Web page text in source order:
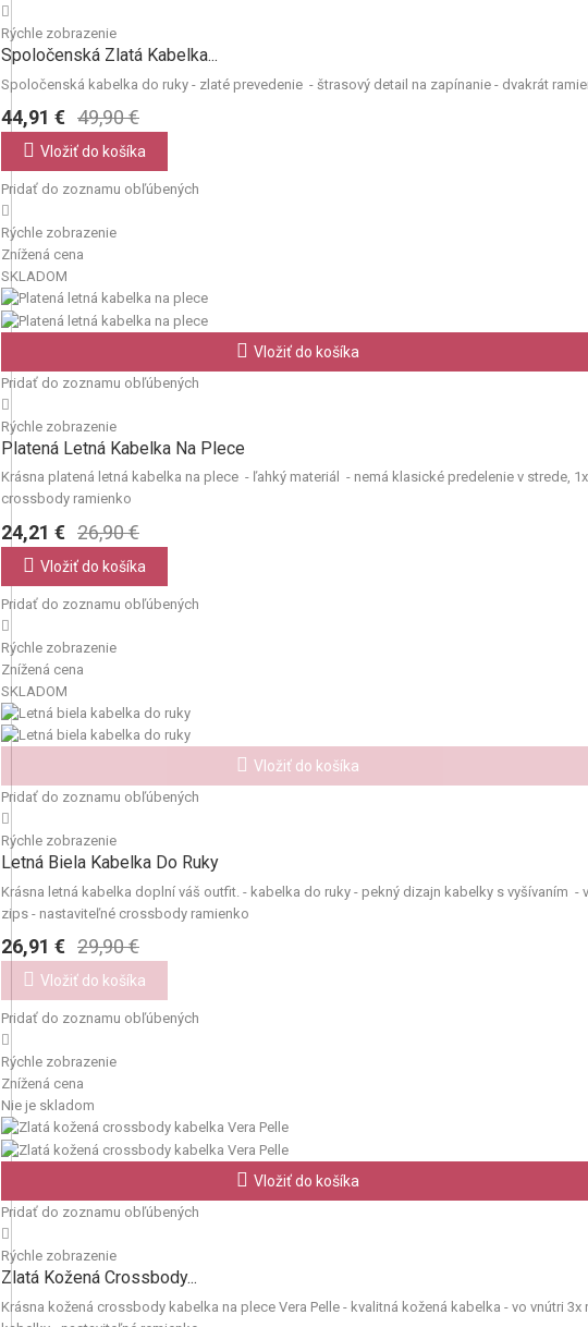
Rýchle zobrazenie
Spoločenská Zlatá Kabelka...
Spoločenská kabelka do ruky - zlaté prevedenie - štrasový detail na zapínanie - dvakrát
44,91 € 49,90 €
Vložiť do košíka
Pridať do zoznamu obľúbených
Rýchle zobrazenie
Znížená cena
SKLADOM
Vložiť do košíka
Pridať do zoznamu obľúbených
Rýchle zobrazenie
Platená Letná Kabelka Na Plece
Krásna platená letná kabelka na plece - ľahký materiál - nemá klasické predelenie v strede,
crossbody ramienko
24,21 € 26,90 €
Vložiť do košíka
Pridať do zoznamu obľúbených
Rýchle zobrazenie
Znížená cena
SKLADOM
Vložiť do košíka
Pridať do zoznamu obľúbených
Rýchle zobrazenie
Letná Biela Kabelka Do Ruky
Krásna letná kabelka doplní váš outfit. - kabelka do ruky - pekný dizajn kabelky s vyšívaním
zips - nastaviteľné crossbody ramienko
26,91 € 29,90 €
Vložiť do košíka
Pridať do zoznamu obľúbených
Rýchle zobrazenie
Znížená cena
Nie je skladom
Vložiť do košíka
Pridať do zoznamu obľúbených
Rýchle zobrazenie
Zlatá Kožená Crossbody...
Krásna kožená crossbody kabelka na plece Vera Pelle - kvalitná kožená kabelka - vo vnútri